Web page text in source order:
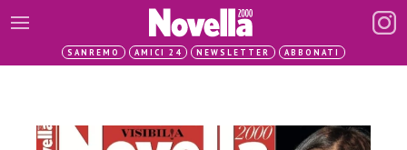
SANREMO AMICI 24 NEWSLETTER ABBONATI